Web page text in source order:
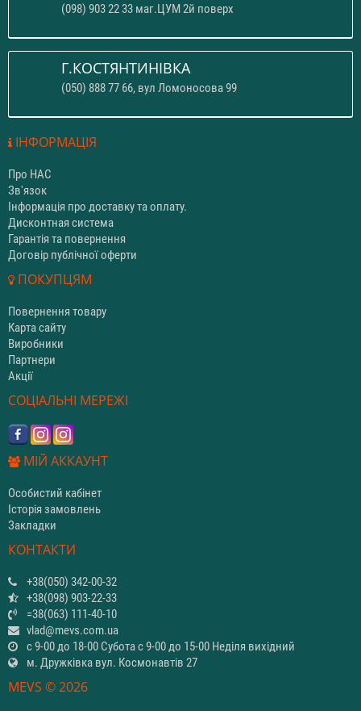
(098) 903 22 33 маг.ЦУМ 2й поверх
Г.КОСТЯНТИНІВКА
(050) 888 77 66, вул Ломоносова 99
ІНФОРМАЦІЯ
Про НАС
Зв'язок
Інформація про доставку та оплату.
Дисконтная система
Гарантія та повернення
Договір публічної оферти
ПОКУПЦЯМ
Повернення товару
Карта сайту
Виробники
Партнери
Акції
СОЦІАЛЬНІ МЕРЕЖІ
МІЙ АККАУНТ
Особистий кабінет
Історія замовлень
Закладки
КОНТАКТИ
+38(050) 342-00-32
+38(098) 903-22-33
=38(063) 111-40-10
vlad@mevs.com.ua
с 9-00 до 18-00 Субота с 9-00 до 15-00 Неділя вихідний
м. Дружківка вул. Космонавтів 27
MEVS © 2026